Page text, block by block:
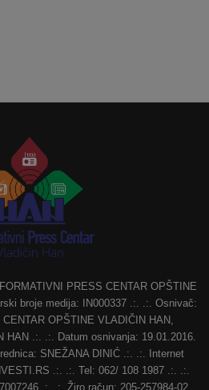
PRESS CENTAR OPŠTINE
broje medija: IN000337 .:. .:. Osnivač:
CENTAR OPŠTINE VLADIČIN HAN,
HAN .:. .:. Datum osnivanja: 19.01.2016.
SNEŽANA DINIĆ .:. .:. Internet
.:. .:. Tel: 062/ 108 1987 .:. .:.
.:. .:. Žiro račun: 205-257984-02,